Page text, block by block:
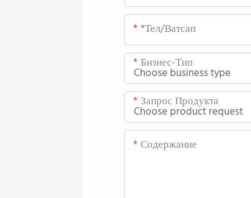
*тел/ватсап
Бизнес-Тип
Запрос Продукта
Содержание